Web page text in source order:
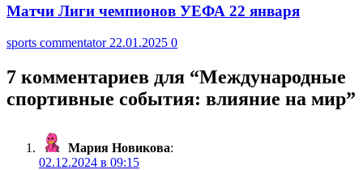
Матчи Лиги чемпионов УЕФА 22 января
sports commentator 22.01.2025 0
7 комментариев для “Международные
спортивные события: влияние на мир”
Мария Новикова:
02.12.2024 в 09:15